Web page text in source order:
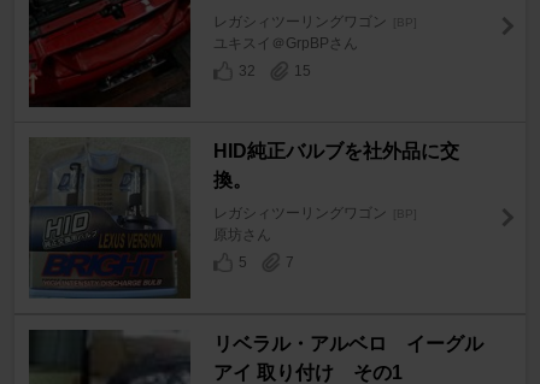
レガシィツーリングワゴン [BP]
ユキスイ＠GrpBPさん
32
15
HID純正バルブを社外品に交
換。
レガシィツーリングワゴン [BP]
原坊さん
5
7
リベラル・アルベロ イーグル
アイ 取り付け その1